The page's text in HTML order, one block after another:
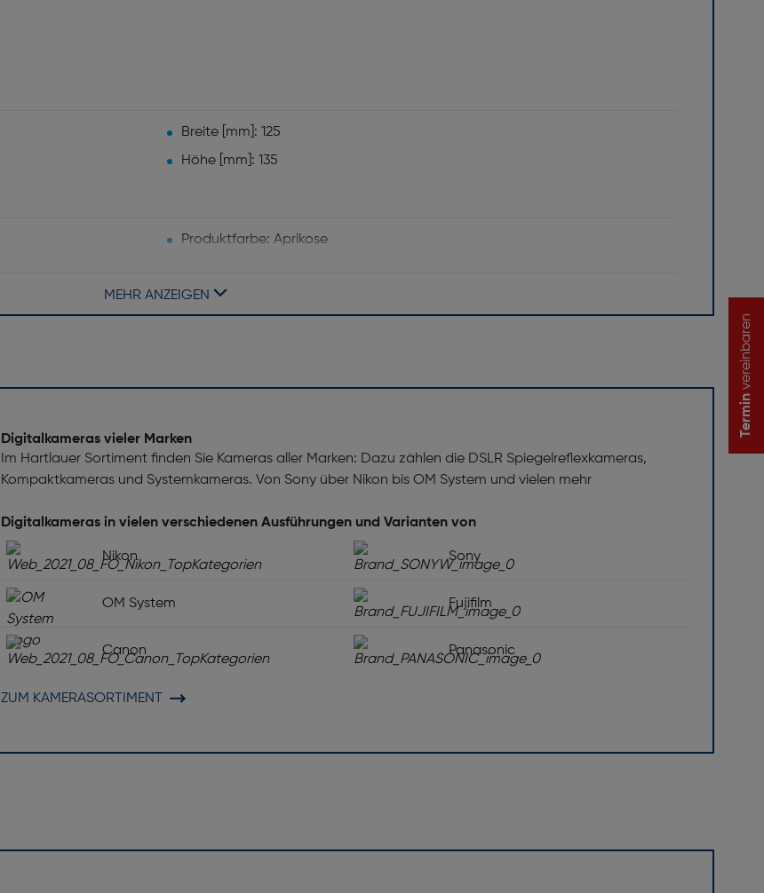
Breite [mm]: 125
Höhe [mm]: 135
Produktfarbe: Aprikose
MEHR ANZEIGEN
Digitalkameras vieler Marken
Im Hartlauer Sortiment finden Sie Kameras aller Marken: Dazu zählen die DSLR Spiegelreflexkameras,
Kompaktkameras und Systemkameras. Von Sony über Nikon bis OM System und vielen mehr
Digitalkameras in vielen verschiedenen Ausführungen und Varianten von
Nikon Sony
OM System Fujifilm
Canon Panasonic
ZUM KAMERASORTIMENT
Termin
vereinbaren